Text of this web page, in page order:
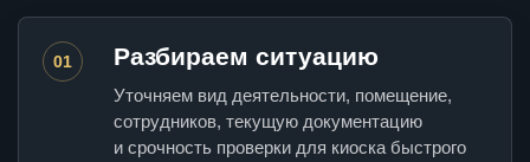
01 Разбираем ситуацию
Уточняем вид деятельности, помещение,
сотрудников, текущую документацию
и срочность проверки для киоска быстрого